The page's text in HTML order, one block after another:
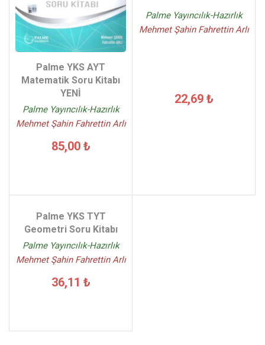
Palme YKS AYT
Matematik Soru Kitabı
YENİ
Palme Yayıncılık-Hazırlık
Mehmet Şahin Fahrettin Arlı
85,00 ₺
Palme Yayıncılık-Hazırlık
Mehmet Şahin Fahrettin Arlı
22,69 ₺
Palme YKS TYT
Geometri Soru Kitabı
Palme Yayıncılık-Hazırlık
Mehmet Şahin Fahrettin Arlı
36,11 ₺